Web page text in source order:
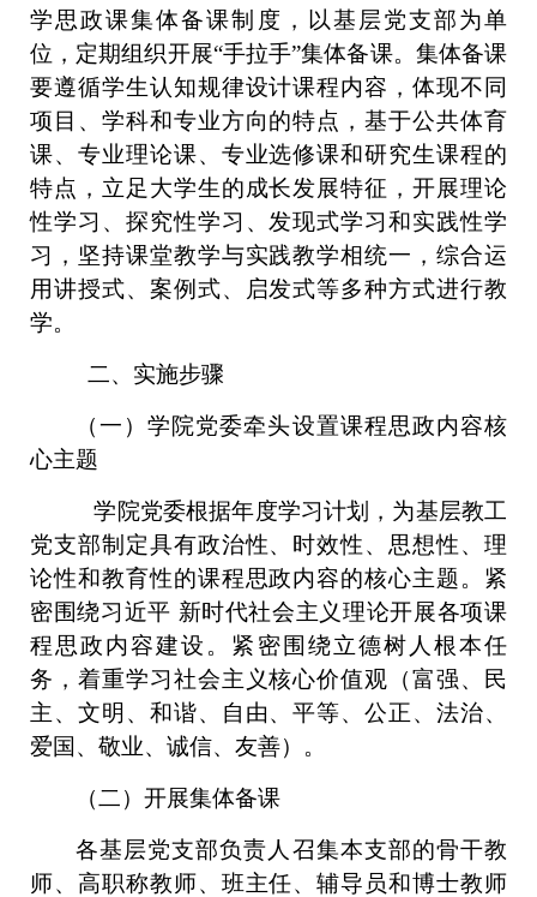
学思政课集体备课制度，以基层党支部为单
位，定期组织开展“手拉手”集体备课。集体备课
要遵循学生认知规律设计课程内容，体现不同
项目、学科和专业方向的特点，基于公共体育
课、专业理论课、专业选修课和研究生课程的
特点，立足大学生的成长发展特征，开展理论
性学习、探究性学习、发现式学习和实践性学
习，坚持课堂教学与实践教学相统一，综合运
用讲授式、案例式、启发式等多种方式进行教
学。
二、实施步骤
（一）学院党委牵头设置课程思政内容核
心主题
学院党委根据年度学习计划，为基层教工
党支部制定具有政治性、时效性、思想性、理
论性和教育性的课程思政内容的核心主题。紧
密围绕习近平 新时代社会主义理论开展各项课
程思政内容建设。紧密围绕立德树人根本任
务，着重学习社会主义核心价值观（富强、民
主、文明、和谐、自由、平等、公正、法治、
爱国、敬业、诚信、友善）。
（二）开展集体备课
各基层党支部负责人召集本支部的骨干教
师、高职称教师、班主任、辅导员和博士教师